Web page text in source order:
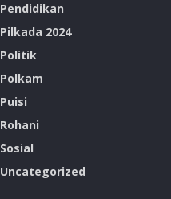
Pendidikan
Pilkada 2024
Politik
Polkam
Puisi
Rohani
Sosial
Uncategorized